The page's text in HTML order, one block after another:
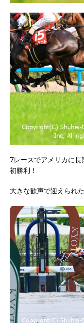
7レースでアメリカに
初勝利！
大きな歓声で迎えられた